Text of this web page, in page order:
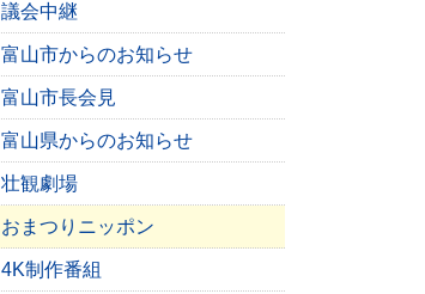
議会中継
富山市からのお知らせ
富山市長会見
富山県からのお知らせ
壮観劇場
おまつりニッポン
4K制作番組